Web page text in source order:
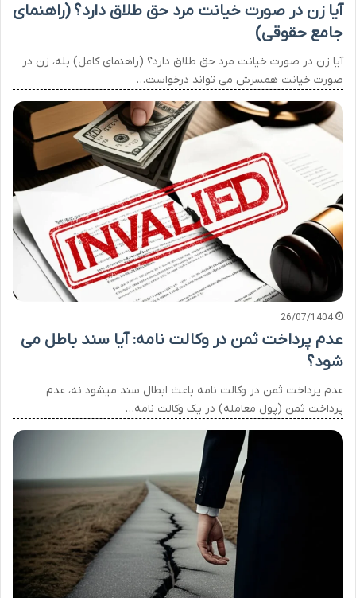
آیا زن در صورت خیانت مرد حق طلاق دارد؟ (راهنمای
جامع حقوقی)
آیا زن در صورت خیانت مرد حق طلاق دارد؟ (راهنمای کامل) بله، زن در
صورت خیانت همسرش می تواند درخواست…
26/07/1404
عدم پرداخت ثمن در وکالت نامه: آیا سند باطل می
شود؟
عدم پرداخت ثمن در وکالت نامه باعث ابطال سند میشود نه، عدم
پرداخت ثمن (پول معامله) در یک وکالت نامه…